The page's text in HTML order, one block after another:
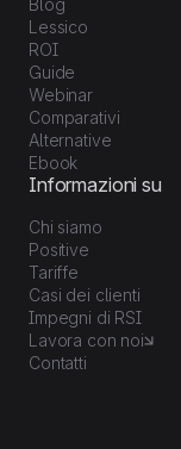
Blog
Lessico
ROI
Guide
Webinar
Comparativi
Alternative
Ebook
Informazioni su
Chi siamo
Positive
Tariffe
Casi dei clienti
Impegni di RSI
Lavora con noi
Contatti